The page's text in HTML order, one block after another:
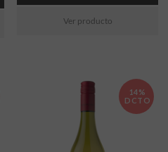
Ver producto
14%
DCTO